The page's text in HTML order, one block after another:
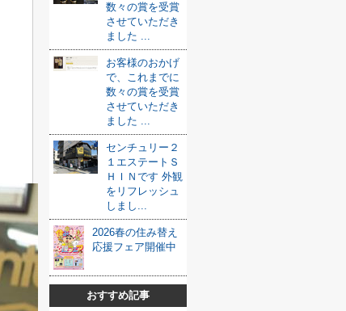
数々の賞を受賞
させていただき
ました ...
お客様のおかげ
で、これまでに
数々の賞を受賞
させていただき
ました ...
センチュリー２
１エステートＳ
ＨＩＮです 外観
をリフレッシュ
しまし...
2026春の住み替え
応援フェア開催中
おすすめ記事